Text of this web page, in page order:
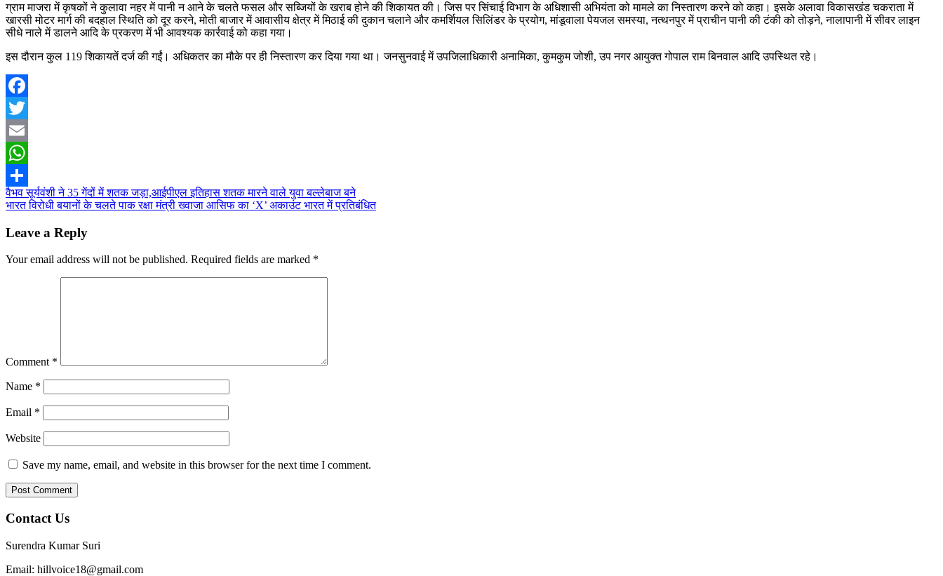
ग्राम माजरा में कृषकों ने कुलावा नहर में पानी न आने के चलते फसल और सब्जियों के खराब होने की शिकायत की। जिस पर सिंचाई विभाग के अधिशासी अभियंता को मामले का निस्तारण करने को कहा। इसके अलावा विकासखंड चकराता में
खारसी मोटर मार्ग की बदहाल स्थिति को दूर करने, मोती बाजार में आवासीय क्षेत्र में मिठाई की दुकान चलाने और कमर्शियल सिलिंडर के प्रयोग, मांडूवाला पेयजल समस्या, नत्थनपुर में प्राचीन पानी की टंकी को तोड़ने, नालापानी में सीवर लाइन
सीधे नाले में डालने आदि के प्रकरण में भी आवश्यक कार्रवाई को कहा गया।
इस दौरान कुल 119 शिकायतें दर्ज की गईं। अधिकतर का मौके पर ही निस्तारण कर दिया गया था। जनसुनवाई में उपजिलाधिकारी अनामिका, कुमकुम जोशी, उप नगर आयुक्त गोपाल राम बिनवाल आदि उपस्थित रहे।
Facebook
Twitter
Email
WhatsApp
Share
Post
navigation
वैभव सूर्यवंशी ने 35 गेंदों में शतक जड़ा,आईपीएल इतिहास शतक मारने वाले युवा बल्‍लेबाज बने
भारत विरोधी बयानों के चलते पाक रक्षा मंत्री ख्वाजा आसिफ का ‘X’ अकाउंट भारत में प्रतिबंधित
Leave a Reply
Your email address will not be published. Required fields are marked *
Comment *
Name *
Email *
Website
Save my name, email, and website in this browser for the next time I comment.
Contact Us
Surendra Kumar Suri
Email: hillvoice18@gmail.com